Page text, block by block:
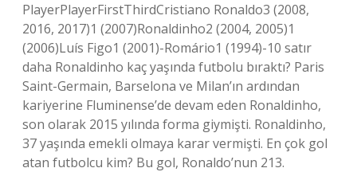
PlayerPlayerFirstThirdCristiano Ronaldo3 (2008,
2016, 2017)1 (2007)Ronaldinho2 (2004, 2005)1
(2006)Luís Figo1 (2001)-Romário1 (1994)-10 satır
daha Ronaldinho kaç yaşında futbolu bıraktı? Paris
Saint-Germain, Barselona ve Milan’ın ardından
kariyerine Fluminense’de devam eden Ronaldinho,
son olarak 2015 yılında forma giymişti. Ronaldinho,
37 yaşında emekli olmaya karar vermişti. En çok gol
atan futbolcu kim? Bu gol, Ronaldo’nun 213.